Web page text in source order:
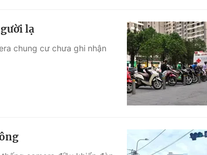
lạ
chung cư chưa ghi nhận